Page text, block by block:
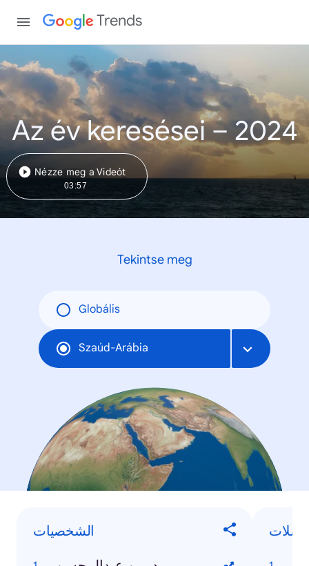
Trends
Az év keresései – 2024
Nézze meg a Videót
03:57
Tekintse meg
Globális
Szaúd-Arábia
الشخصيات